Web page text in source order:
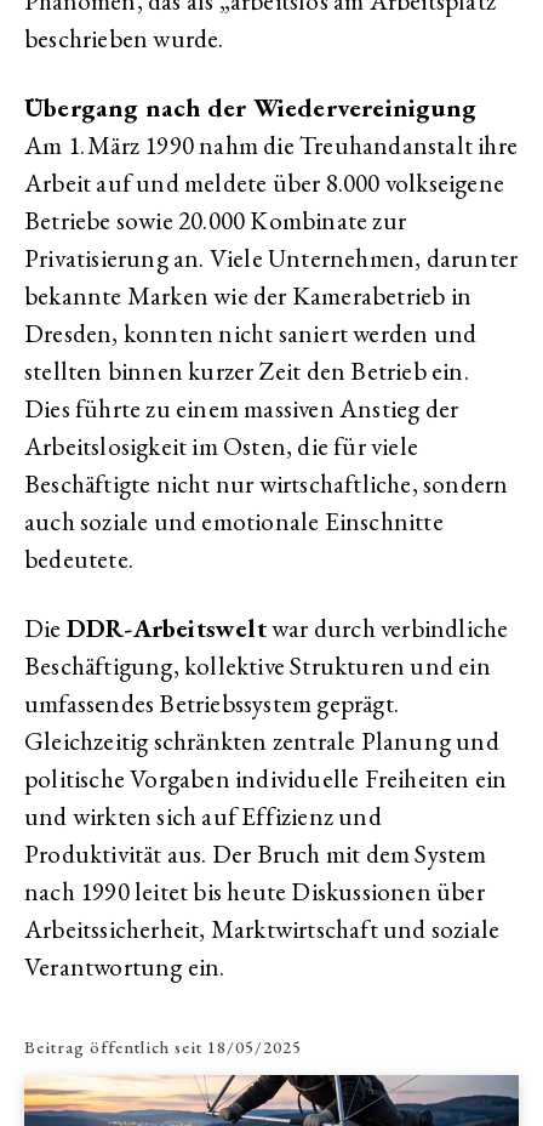
beschrieben wurde.
Übergang nach der Wiedervereinigung
Am 1. März 1990 nahm die Treuhandanstalt ihre
Arbeit auf und meldete über 8.000 volkseigene
Betriebe sowie 20.000 Kombinate zur
Privatisierung an. Viele Unternehmen, darunter
bekannte Marken wie der Kamerabetrieb in
Dresden, konnten nicht saniert werden und
stellten binnen kurzer Zeit den Betrieb ein.
Dies führte zu einem massiven Anstieg der
Arbeitslosigkeit im Osten, die für viele
Beschäftigte nicht nur wirtschaftliche, sondern
auch soziale und emotionale Einschnitte
bedeutete.
Die DDR-Arbeitsweltwar durch verbindliche
Beschäftigung, kollektive Strukturen und ein
umfassendes Betriebssystem geprägt.
Gleichzeitig schränkten zentrale Planung und
politische Vorgaben individuelle Freiheiten ein
und wirkten sich auf Effizienz und
Produktivität aus. Der Bruch mit dem System
nach 1990 leitet bis heute Diskussionen über
Arbeitssicherheit, Marktwirtschaft und soziale
Verantwortung ein.
Beitrag öffentlich seit 18/05/2025